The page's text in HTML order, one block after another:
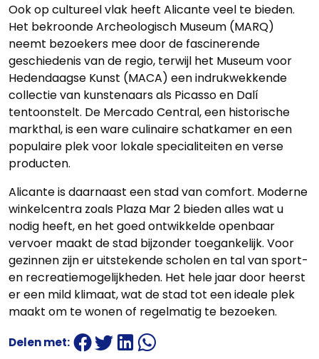
Home
Ook op cultureel vlak heeft Alicante veel te bieden.
Het bekroonde Archeologisch Museum (MARQ)
neemt bezoekers mee door de fascinerende
geschiedenis van de regio, terwijl het Museum voor
Hedendaagse Kunst (MACA) een indrukwekkende
collectie van kunstenaars als Picasso en Dalí
tentoonstelt. De Mercado Central, een historische
markthal, is een ware culinaire schatkamer en een
populaire plek voor lokale specialiteiten en verse
producten.
Alicante is daarnaast een stad van comfort. Moderne
winkelcentra zoals Plaza Mar 2 bieden alles wat u
nodig heeft, en het goed ontwikkelde openbaar
vervoer maakt de stad bijzonder toegankelijk. Voor
gezinnen zijn er uitstekende scholen en tal van sport-
en recreatiemogelijkheden. Het hele jaar door heerst
er een mild klimaat, wat de stad tot een ideale plek
maakt om te wonen of regelmatig te bezoeken.
Delen met: